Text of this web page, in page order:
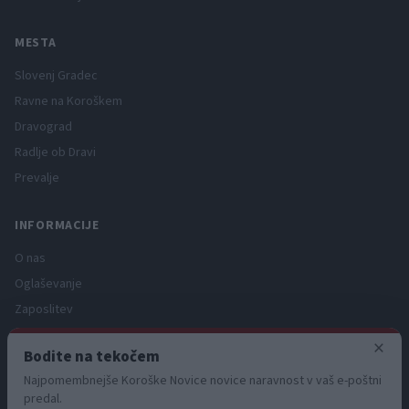
MESTA
Slovenj Gradec
Ravne na Koroškem
Dravograd
Radlje ob Dravi
Prevalje
INFORMACIJE
O nas
Oglaševanje
Zaposlitev
Pravno obvestilo
Zasebnost in piškotki
Storitve
×
Bodite na tekočem
Najpomembnejše Koroške Novice novice naravnost v vaš e-poštni
predal.